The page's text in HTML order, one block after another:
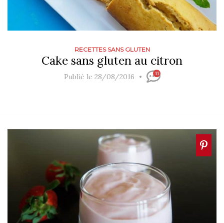
RECETTES SANS GLUTEN
Cake sans gluten au citron
Publié le 28/08/2016 11